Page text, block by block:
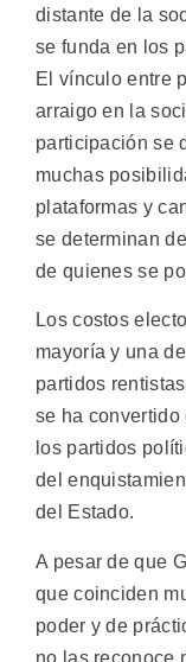
distante de la
se funda en los
El vínculo entre
arraigo en la
participación se
muchas
plataformas y
se determinan
de quienes se
Los costos
mayoría y una
partidos
se ha
los partidos
del
del Estado.
A pesar de que
que coinciden
poder y de
no las reconoce